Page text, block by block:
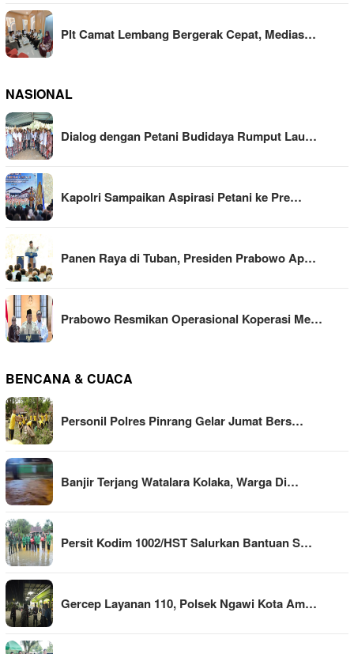
Plt Camat Lembang Bergerak Cepat, Medias…
NASIONAL
Dialog dengan Petani Budidaya Rumput Lau…
Kapolri Sampaikan Aspirasi Petani ke Pre…
Panen Raya di Tuban, Presiden Prabowo Ap…
Prabowo Resmikan Operasional Koperasi Me…
BENCANA & CUACA
Personil Polres Pinrang Gelar Jumat Bers…
Banjir Terjang Watalara Kolaka, Warga Di…
Persit Kodim 1002/HST Salurkan Bantuan S…
Gercep Layanan 110, Polsek Ngawi Kota Am…